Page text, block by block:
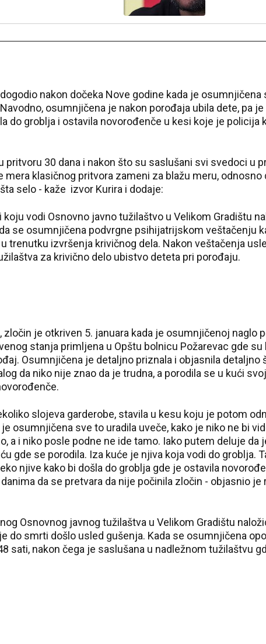
nakon dočeka Nove godine kada je osumnjičena
osumnjičena je nakon porođaja ubila dete, pa
do groblja i ostavila novorođenče u kesi koje je policija
pritvoru 30 dana i nakon što su saslušani svi svedoci u
mera klasičnog pritvora zameni za blažu meru, odnosno
selo - kaže izvor Kurira i dodaje:
vodi Osnovno javno tužilaštvo u Velikom Gradištu
se osumnjičena podvrgne psihijatrijskom veštačenju
trenutku izvršenja krivičnog dela. Nakon veštačenja
za krivično delo ubistvo deteta pri porođaju.
zločin je otkriven 5. januara kada je osumnjičenoj naglo
stanja primljena u Opštu bolnicu Požarevac gde su
Osumnjičena je detaljno priznala i objasnila detaljno
da niko nije znao da je trudna, a porodila se u kući
slojeva garderobe, stavila u kesu koju je potom
osumnjičena sve to uradila uveče, kako je niko ne bi
a i niko posle podne ne ide tamo. Iako putem deluje da
gde se porodila. Iza kuće je njiva koja vodi do groblja.
njive kako bi došla do groblja gde je ostavila
da se pretvara da nije počinila zločin - objasnio je
Osnovnog javnog tužilaštva u Velikom Gradištu
do smrti došlo usled gušenja. Kada se osumnjičena
sati, nakon čega je saslušana u nadležnom tužilaštvu